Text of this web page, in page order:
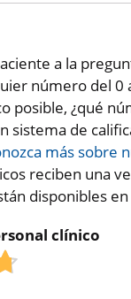
a la
número del 0
posible, ¿qué
sistema de
más sobre
reciben una
disponibles
clínico